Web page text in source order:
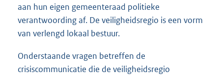
aan hun eigen gemeenteraad politieke
verantwoording af. De veiligheidsregio is een vorm
van verlengd lokaal bestuur.
Onderstaande vragen betreffen de
crisiscommunicatie die de veiligheidsregio